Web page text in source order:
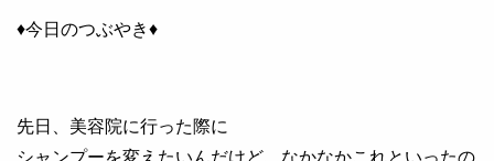
♦今日のつぶやき♦
先日、美容院に行った際に
シャンプーを変えたいんだけど、なかなかこれといったの